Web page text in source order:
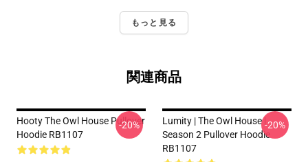
もっと見る
関連商品
Hooty The Owl House Pullover
Hoodie RB1107
-20%
Lumity | The Owl House |
Season 2 Pullover Hoodie
RB1107
-20%